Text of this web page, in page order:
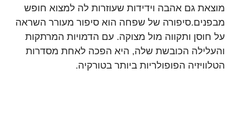
מוצאת גם אהבה וידידות שעוזרות לה למצוא חופש
מבפנים.סיפורה של שפחה הוא סיפור מעורר השראה
על חוסן ותקווה מול מצוקה. עם הדמויות המרתקות
והעלילה הכובשת שלה, היא הפכה לאחת מסדרות
הטלוויזיה הפופולריות ביותר בטורקיה.